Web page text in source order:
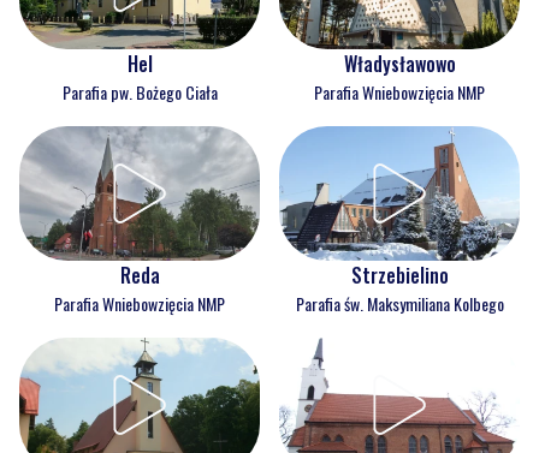
Hel
Parafia pw. Bożego Ciała
Władysławowo
Parafia Wniebowzięcia NMP
Reda
Parafia Wniebowzięcia NMP
Strzebielino
Parafia św. Maksymiliana Kolbego